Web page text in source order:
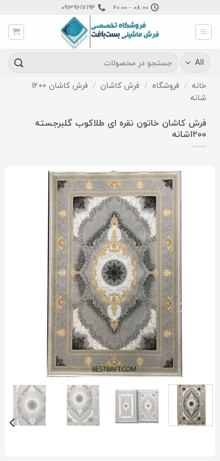
content
08:00 - 20:00
09139617194
جستجو
برای:
خانه / فروشگاه / فرش کاشان /
فرش کاشان 1200
شانه
فرش کاشان خاتون نقره ای طلاکوب گلبرجسته
۱۲۰۰شانه